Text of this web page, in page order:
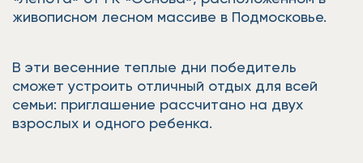
живописном лесном массиве в Подмосковье.
В эти весенние теплые дни победитель
сможет устроить отличный отдых для всей
семьи: приглашение рассчитано на двух
взрослых и одного ребенка.